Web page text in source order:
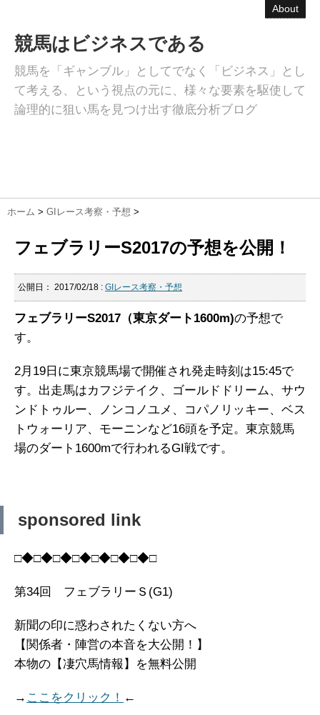
About
競馬はビジネスである
競馬を「ギャンブル」としてでなく「ビジネス」とし
て考える、という視点の元に、様々な要素を駆使して
論理的に狙い馬を見つけ出す徹底分析ブログ
ホーム > GIレース考察・予想 >
フェブラリーS2017の予想を公開！
公開日： 2017/02/18 : GIレース考察・予想
フェブラリーS2017（東京ダート1600m)の予想で
す。
2月19日に東京競馬場で開催され発走時刻は15:45で
す。出走馬はカフジテイク、ゴールドドリーム、サウ
ンドトゥルー、ノンコノユメ、コパノリッキー、ベス
トウォーリア、モーニンなど16頭を予定。東京競馬
場のダート1600mで行われるGI戦です。
sponsored link
□◆□◆□◆□◆□◆□◆□◆□
第34回 フェブラリーＳ(G1)
新聞の印に惑わされたくない方へ
【関係者・陣営の本音を大公開！】
本物の【凄穴馬情報】を無料公開
→ ここをクリック！ ←